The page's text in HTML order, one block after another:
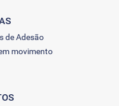
de Adesão
movimento